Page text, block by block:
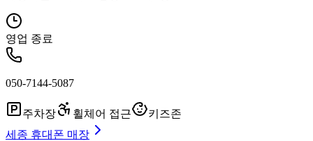
영업 종료
050-7144-5087
주차장 휠체어 접근
키즈존
세종 휴대폰 매장